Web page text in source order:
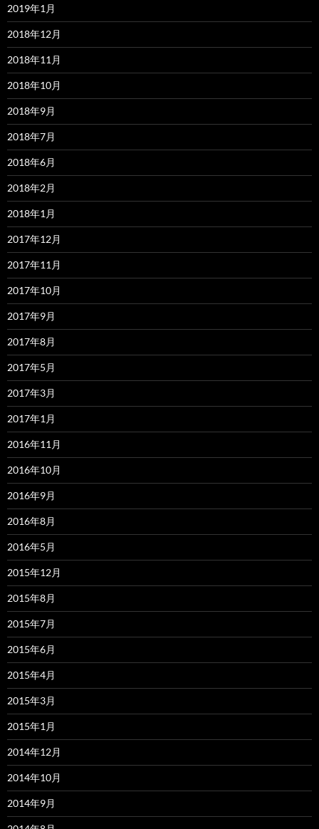
2019年1月
2018年12月
2018年11月
2018年10月
2018年9月
2018年7月
2018年6月
2018年2月
2018年1月
2017年12月
2017年11月
2017年10月
2017年9月
2017年8月
2017年5月
2017年3月
2017年1月
2016年11月
2016年10月
2016年9月
2016年8月
2016年5月
2015年12月
2015年8月
2015年7月
2015年6月
2015年4月
2015年3月
2015年1月
2014年12月
2014年10月
2014年9月